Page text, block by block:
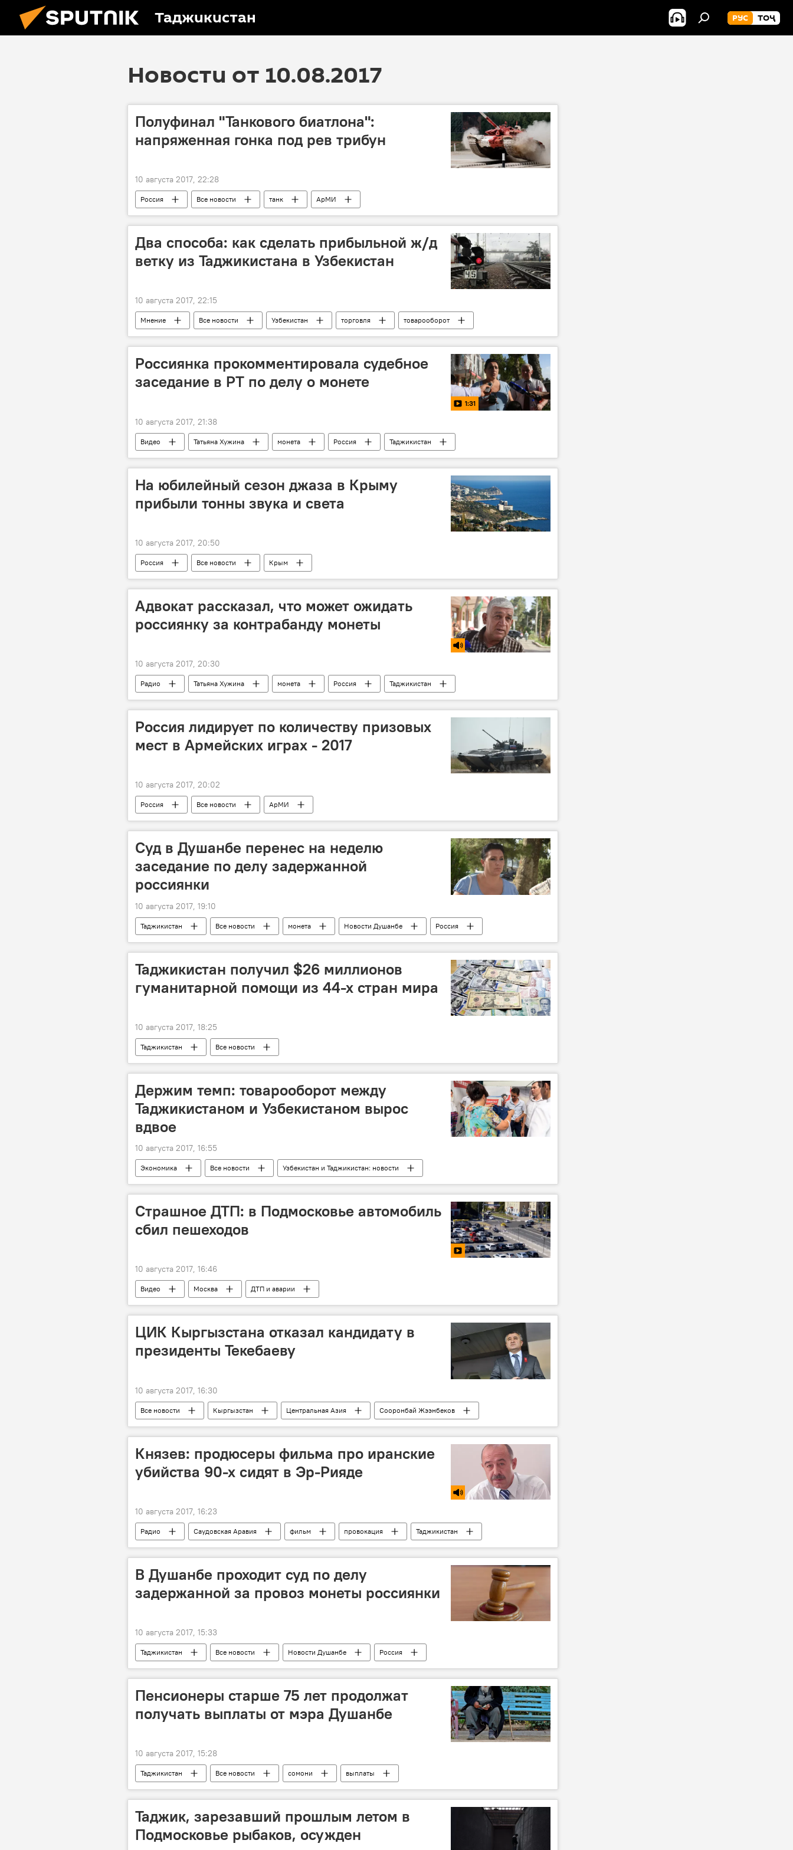
Таджикистан РУС ТОҶ
Новости от 10.08.2017
Полуфинал "Танкового биатлона":
напряженная гонка под рев трибун
10 августа 2017, 22:28
Россия Все новости танк АрМИ
Два способа: как сделать прибыльной ж/д
ветку из Таджикистана в Узбекистан
10 августа 2017, 22:15
Мнение Все новости Узбекистан торговля
товарооборот
железная дорога
Узбекистан и Таджикистан: новости Таджикистан
Россиянка прокомментировала судебное
заседание в РТ по делу о монете
1:31
10 августа 2017, 21:38
Видео Татьяна Хужина монета Россия Таджикистан
На юбилейный сезон джаза в Крыму
прибыли тонны звука и света
10 августа 2017, 20:50
Россия Все новости Крым
Адвокат рассказал, что может ожидать
россиянку за контрабанду монеты
10 августа 2017, 20:30
Радио Татьяна Хужина монета Россия Таджикистан
Россия лидирует по количеству призовых
мест в Армейских играх - 2017
10 августа 2017, 20:02
Россия Все новости АрМИ
Суд в Душанбе перенес на неделю
заседание по делу задержанной
россиянки
10 августа 2017, 19:10
Таджикистан Все новости монета Новости Душанбе Россия
Таджикистан получил $26 миллионов
гуманитарной помощи из 44-х стран мира
10 августа 2017, 18:25
Таджикистан Все новости
Держим темп: товарооборот между
Таджикистаном и Узбекистаном вырос
вдвое
10 августа 2017, 16:55
Экономика Все новости Узбекистан и Таджикистан: новости
Страшное ДТП: в Подмосковье автомобиль
сбил пешеходов
10 августа 2017, 16:46
Видео Москва ДТП и аварии
ЦИК Кыргызстана отказал кандидату в
президенты Текебаеву
10 августа 2017, 16:30
Все новости Кыргызстан Центральная Азия Сооронбай Жээнбеков
Князев: продюсеры фильма про иранские
убийства 90-х сидят в Эр-Рияде
10 августа 2017, 16:23
Радио Саудовская Аравия фильм провокация
Таджикистан
убийство
В Душанбе проходит суд по делу
задержанной за провоз монеты россиянки
10 августа 2017, 15:33
Таджикистан Все новости Новости Душанбе Россия
Пенсионеры старше 75 лет продолжат
получать выплаты от мэра Душанбе
10 августа 2017, 15:28
Таджикистан Все новости сомони
выплаты
Мэр Душанбе и председатель парламента Рустам Эмомали
Новости Душанбе пенсия
Таджик, зарезавший прошлым летом в
Подмосковье рыбаков, осужден